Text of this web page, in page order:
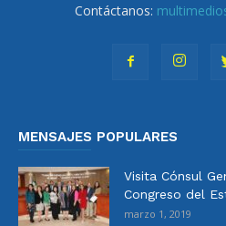
Contáctanos:
MENSAJES POPULARES
Visita Cónsul
Congreso del
marzo 1, 2019